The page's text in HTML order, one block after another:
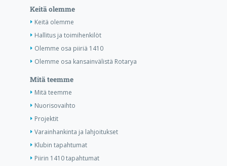
Keitä olemme
Keitä olemme
Hallitus ja toimihenkilöt
Olemme osa piiriä 1410
Olemme osa kansainvälistä Rotarya
Mitä teemme
Mitä teemme
Nuorisovaihto
Projektit
Varainhankinta ja lahjoitukset
Klubin tapahtumat
Piirin 1410 tapahtumat